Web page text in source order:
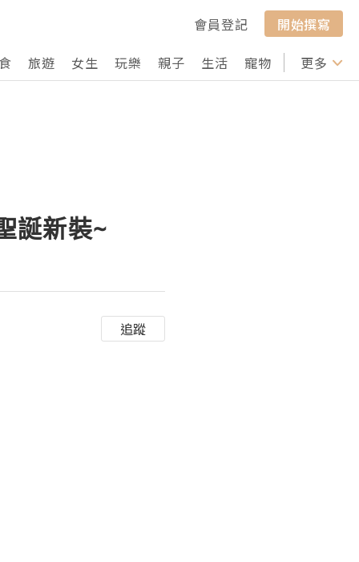
會員登記
開始撰寫
旅遊 女生 玩樂 親子 生活 寵物 行山 打卡
更多
誕新裝~
追蹤